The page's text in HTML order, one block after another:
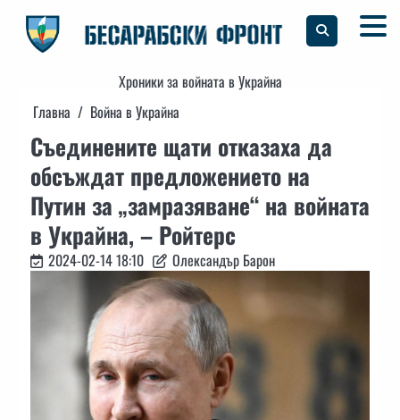
content
Хроники за войната в Украйна
Главна
Война в Украйна
Съединените щати отказаха да
обсъждат предложението на
Путин за „замразяване“ на войната
в Украйна, – Ройтерс
2024-02-14 18:10 Олександър Барон